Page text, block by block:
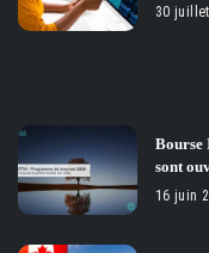
30
Bourse
sont
16 juin